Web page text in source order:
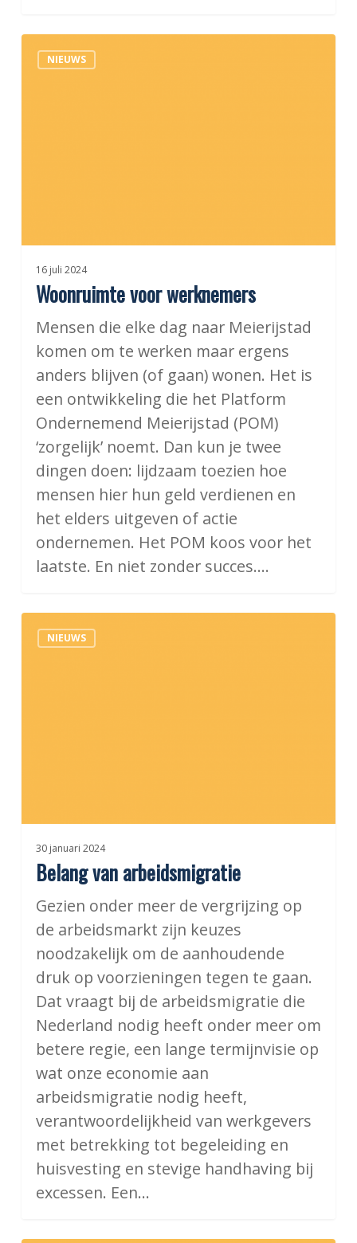
Woonruimte
voorNIEUWS
16 juli 2024
Woonruimte voor werknemers
Mensen die elke dag naar Meierijstad
komen om te werken maar ergens
anders blijven (of gaan) wonen. Het is
een ontwikkeling die het Platform
Ondernemend Meierijstad (POM)
‘zorgelijk’ noemt. Dan kun je twee
dingen doen: lijdzaam toezien hoe
mensen hier hun geld verdienen en
het elders uitgeven of actie
ondernemen. Het POM koos voor het
laatste. En niet zonder succes.…
Belang
vanNIEUWS
30 januari 2024
Belang van arbeidsmigratie
Gezien onder meer de vergrijzing op
de arbeidsmarkt zijn keuzes
noodzakelijk om de aanhoudende
druk op voorzieningen tegen te gaan.
Dat vraagt bij de arbeidsmigratie die
Nederland nodig heeft onder meer om
betere regie, een lange termijnvisie op
wat onze economie aan
arbeidsmigratie nodig heeft,
verantwoordelijkheid van werkgevers
met betrekking tot begeleiding en
huisvesting en stevige handhaving bij
excessen. Een…